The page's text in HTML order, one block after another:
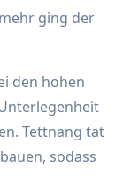
ging der
den hohen
Tettnang tat
sodass